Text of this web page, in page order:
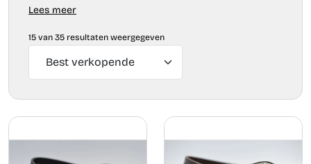
Lees meer
15 van 35 resultaten weergegeven